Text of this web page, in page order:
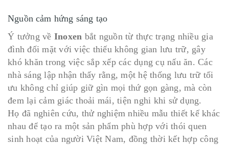
Nguồn cảm hứng sáng tạo
Ý tưởng về Inoxen bắt nguồn từ thực trạng nhiều gia
đình đối mặt với việc thiếu không gian lưu trữ, gây
khó khăn trong việc sắp xếp các dụng cụ nấu ăn. Các
nhà sáng lập nhận thấy rằng, một hệ thống lưu trữ tối
ưu không chỉ giúp giữ gìn mọi thứ gọn gàng, mà còn
đem lại cảm giác thoải mái, tiện nghi khi sử dụng.
Họ đã nghiên cứu, thử nghiệm nhiều mẫu thiết kế khác
nhau để tạo ra một sản phẩm phù hợp với thói quen
sinh hoạt của người Việt Nam, đồng thời kết hợp công